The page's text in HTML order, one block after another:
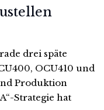
drei späte
OCU410 und
Produktion
Strategie hat